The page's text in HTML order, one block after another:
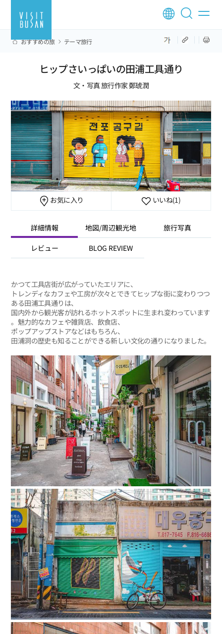
おすすめの旅 テーマ旅行
ヒップさいっぱいの田浦工具通り
文・写真 旅行作家 鄭琥潤
お気に入り いいね(1)
詳細情報 地図/周辺観光地 旅行写真
レビュー BLOG REVIEW
かつて工具店街が広がっていたエリアに、
トレンディなカフェや工房が次々とできてヒップな街に変わりつつ
ある田浦工具通りは、
国内外から観光客が訪れるホットスポットに生まれ変わっています
。魅力的なカフェや雑貨店、飲食店、
ポップアップストアなどはもちろん、
田浦洞の歴史も知ることができる新しい文化の通りになりました。